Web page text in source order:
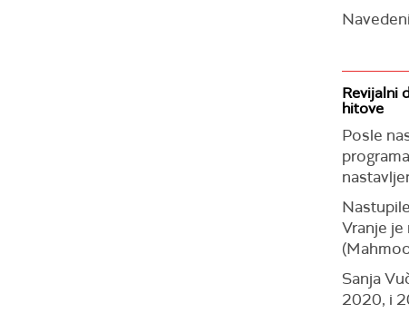
Revijalni
hitove
Posle
Vranje
Sanja
2020, i